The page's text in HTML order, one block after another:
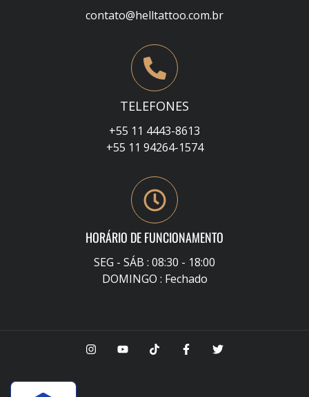
contato@helltattoo.com.br
TELEFONES
+55 11 4443-8613
+55 11 94264-1574
HORÁRIO DE FUNCIONAMENTO
SEG - SÁB : 08:30 - 18:00
DOMINGO : Fechado